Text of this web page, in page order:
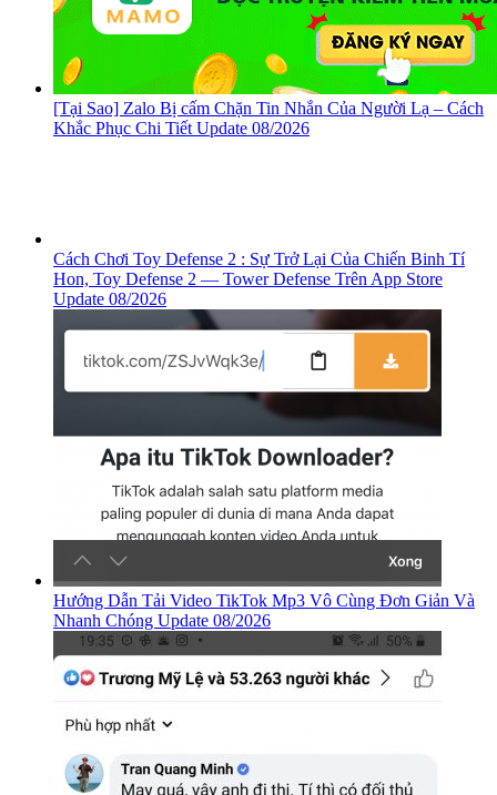
[Tại Sao] Zalo Bị cấm Chặn Tin Nhắn Của Người Lạ – Cách
Khắc Phục Chi Tiết Update 08/2026
Cách Chơi Toy Defense 2 : Sự Trở Lại Của Chiến Binh Tí
Hon, ‎Toy Defense 2 — Tower Defense Trên App Store
Update 08/2026
Hướng Dẫn Tải Video TikTok Mp3 Vô Cùng Đơn Giản Và
Nhanh Chóng Update 08/2026